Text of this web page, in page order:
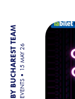
BY BUCHAREST TEAM EVENTS
15 MAY 26